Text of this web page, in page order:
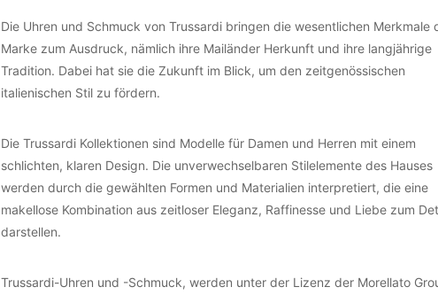
Die Uhren und Schmuck von Trussardi bringen die wesentlichen Merkmale
Marke zum Ausdruck, nämlich ihre Mailänder Herkunft und ihre langjährige
Tradition. Dabei hat sie die Zukunft im Blick, um den zeitgenössischen
italienischen Stil zu fördern.
Die Trussardi Kollektionen sind Modelle für Damen und Herren mit einem
schlichten, klaren Design. Die unverwechselbaren Stilelemente des Hauses
werden durch die gewählten Formen und Materialien interpretiert, die eine
makellose Kombination aus zeitloser Eleganz, Raffinesse und Liebe zum
darstellen.
Trussardi-Uhren und -Schmuck, werden unter der Lizenz der Morellato